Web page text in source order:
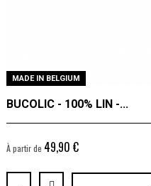
MADE IN BELGIUM
BUCOLIC - 100% LIN -...
À partir de 49,90 €